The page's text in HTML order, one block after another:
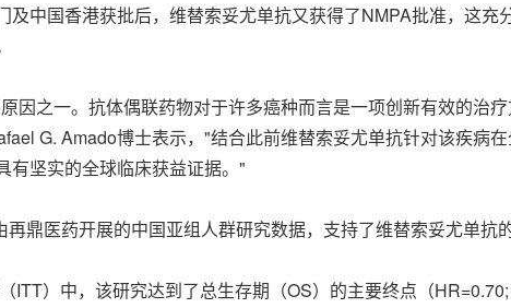
及中国香港获批后，维替索妥尤单抗又获得了NMPA批准，这
因之一。抗体偶联药物对于许多癌种而言是一项创新有效的治
G. Amado博士表示，"结合此前维替索妥尤单抗针对该疾病
有坚实的全球临床获益证据。"
鼎医药开展的中国亚组人群研究数据，支持了维替索妥尤单抗的
ITT）中，该研究达到了总生存期（OS）的主要终点（HR=0.70;